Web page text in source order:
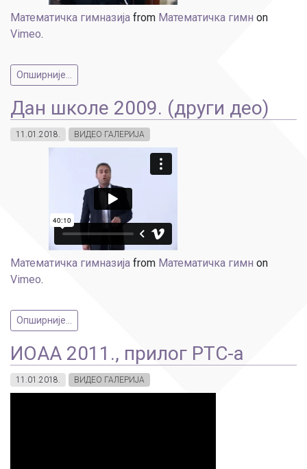
Математичка гимназија from Математичка гимн on
Vimeo.
Опширније...
Дан школе 2009. (други део)
11.01.2018. ВИДЕО ГАЛЕРИЈА
Математичка гимназија from Математичка гимн on
Vimeo.
Опширније...
ИОАА 2011., прилог РТС-а
11.01.2018. ВИДЕО ГАЛЕРИЈА